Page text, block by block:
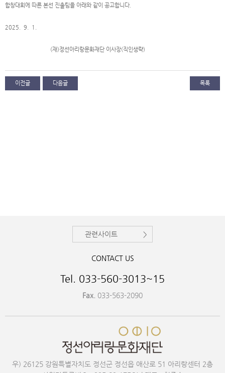
합창대회에 따른 본선 진출팀을 아래와 같이 공고합니다.
2025. 9. 1.
(재)정선아리랑문화재단 이사장(직인생략)
이전글 다음글 목록
관련사이트
CONTACT US
Tel. 033-560-3013~15
Fax. 033-563-2090
우) 26125 강원특별자치도 정선군 정선읍 애산로 51 아리랑센터 2층